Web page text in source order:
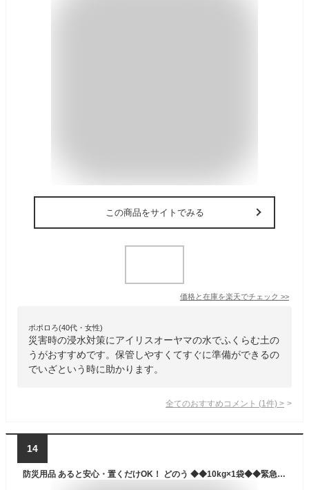
この商品をサイトでみる
価格と在庫を楽天でチェック >>
ポポロろ(40代・女性)
災害時の浸水対策にアイリスオーヤマの水でふくらむ土の
うがおすすめです。保管しやすくてすぐに準備ができるの
でいざという時に助かります。
全てのおすすめコメント (1 件) >
14
防災用品 あると安心・置くだけOK！ どのう ◆◆10kg×1袋◆◆緊急時、中身が入っているからすぐに使えますいざというときの防災用の備蓄品に【 土のう 土嚢 水害対策 浸水対策 台風対策 国産 安心 安全 災害対策 】送料無料(離島を除きます)